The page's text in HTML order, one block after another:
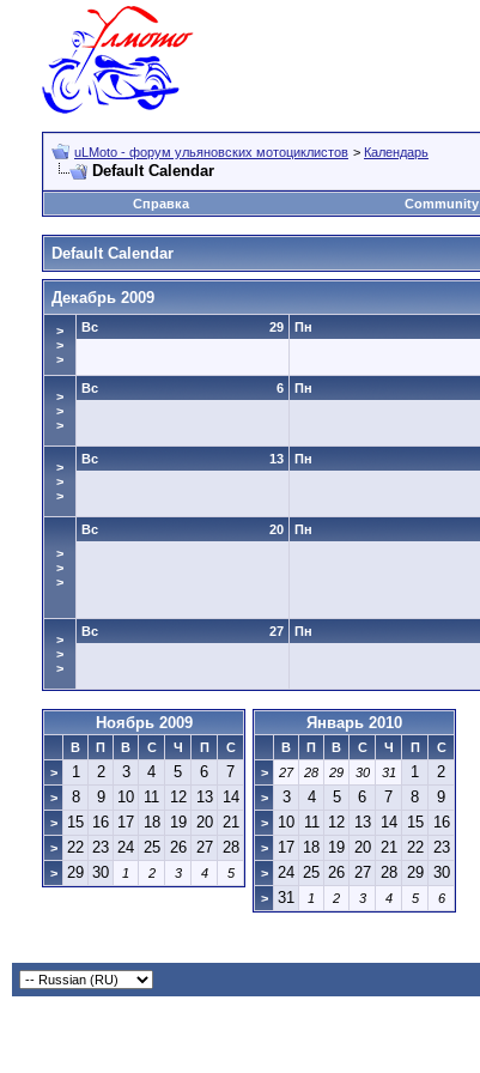
uLMoto - форум ульяновских мотоциклистов > Календарь
Default Calendar
Справка
Community
Default Calendar
Декабрь 2009
>
>
>
29
Вс Пн
>
>
>
6
Вс Пн
>
>
>
13
Вс Пн
>
>
>
20
Вс Пн
>
>
>
27
Вс Пн
Ноябрь 2009
В П В С Ч П
С
>
1 2 3 4 5 6 7
> 8 9 10 11 12 13 14
> 15 16 17 18 19 20 21
> 22 23 24 25 26 27 28
> 29 30 1 2 3 4 5
Январь 2010
В П В С Ч П
С
>
27 28 29 30 31 1 2
> 3 4 5 6 7 8 9
> 10 11 12 13 14 15 16
> 17 18 19 20 21 22 23
> 24 25 26 27 28 29 30
> 31 1 2 3 4 5 6